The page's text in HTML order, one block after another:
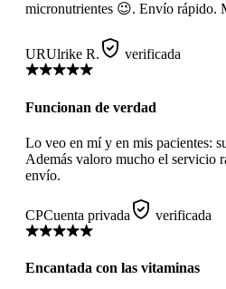
micronutrientes 😉. Envío rápido.
URUlrike R. verificada
Funcionan de verdad
Lo veo en mí y en mis pacientes:
Además valoro mucho el servicio
envío.
CPCuenta privada verificada
Encantada con las vitaminas